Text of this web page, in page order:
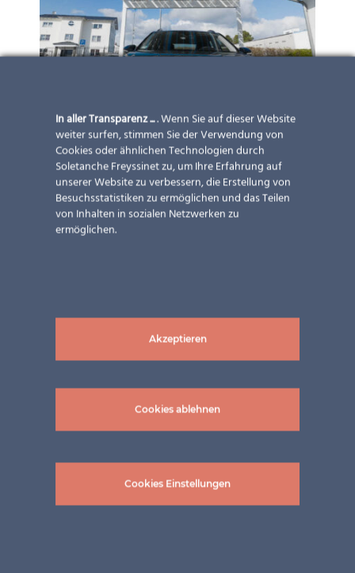
Bilder: ©Schweng GmbH
Related Projects
In aller Transparenz .... Wenn Sie auf dieser Website
weiter surfen, stimmen Sie der Verwendung von
Cookies oder ähnlichen Technologien durch
Soletanche Freyssinet zu, um Ihre Erfahrung auf
unserer Website zu verbessern, die Erstellung von
Besuchsstatistiken zu ermöglichen und das Teilen
von Inhalten in sozialen Netzwerken zu
ermöglichen.
Akzeptieren
Cookies ablehnen
Cookies Einstellungen